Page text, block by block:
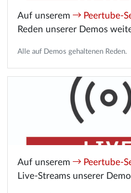
Auf unserem Peertube-
Reden unserer Demos
Alle auf Demos gehaltenen Reden.
Auf unserem Peertube-
Live-Streams unserer